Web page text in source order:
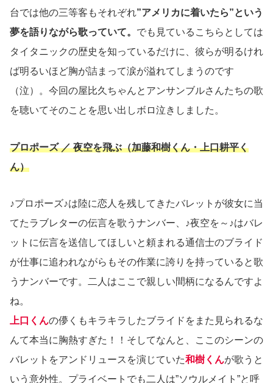
台では他の三等客もそれぞれ”アメリカに着いたら”という
夢を語りながら歌っていて。 でも見ているこちらとしては
タイタニックの歴史を知っているだけに、彼らが明るけれ
ば明るいほど胸が詰まって涙が溢れてしまうのです
（泣）。今回の屋比久ちゃんとアンサンブルさんたちの歌
を聴いてそのことを思い出しボロ泣きしました。
プロポーズ ／ 夜空を飛ぶ（加藤和樹くん・上口耕平く
ん）
♪プロポーズ♪は陸に恋人を残してきたバレットが彼女に当
てたラブレターの伝言を歌うナンバー、♪夜空を～♪はバレ
ットに伝言を送信してほしいと頼まれる通信士のブライド
が仕事に追われながらもその作業に誇りを持っていると歌
うナンバーです。二人はここで親しい間柄になるんですよ
ね。
上口くんの儚くもキラキラしたブライドをまた見られるな
んて本当に胸熱すぎた！！そしてなんと、ここのシーンの
バレットをアンドリュースを演じていた和樹くんが歌うと
いう意外性。プライベートでも二人は”ソウルメイト”と呼